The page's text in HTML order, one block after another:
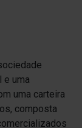
e uma
uma carteira
composta